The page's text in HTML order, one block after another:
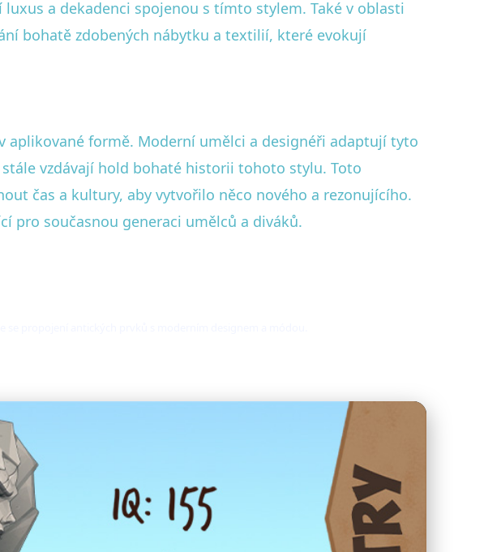
a dekadenci spojenou s tímto stylem. Také v oblasti
bohatě zdobených nábytku a textilií, které evokují
aplikované formě. Moderní umělci a designéři adaptují tyto
vzdávají hold bohaté historii tohoto stylu. Toto
čas a kultury, aby vytvořilo něco nového a rezonujícího.
pro současnou generaci umělců a diváků.